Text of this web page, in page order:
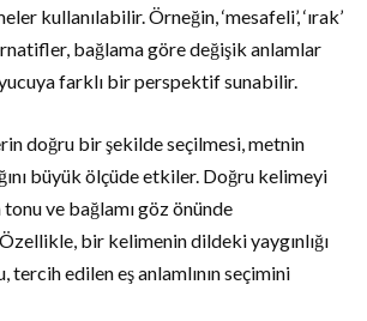
kullanılabilir. Örneğin, ‘mesafeli’, ‘ırak’
bağlama göre değişik anlamlar
farklı bir perspektif sunabilir.
doğru bir şekilde seçilmesi, metnin
büyük ölçüde etkiler. Doğru kelimeyi
ve bağlamı göz önünde
bir kelimenin dildeki yaygınlığı
tercih edilen eş anlamlının seçimini